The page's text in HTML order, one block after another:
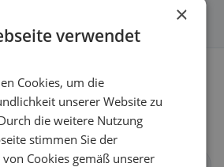
in Eysins
zu deiner Ernährungsweise.
×
verwendet
Cookies, um die
unserer Website zu
die weitere Nutzung
stimmen Sie der
Cookies gemäß unserer